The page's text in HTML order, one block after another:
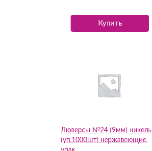
Купить
Люверсы №24 (9мм) никель
(уп.1000шт) нержавеющие,